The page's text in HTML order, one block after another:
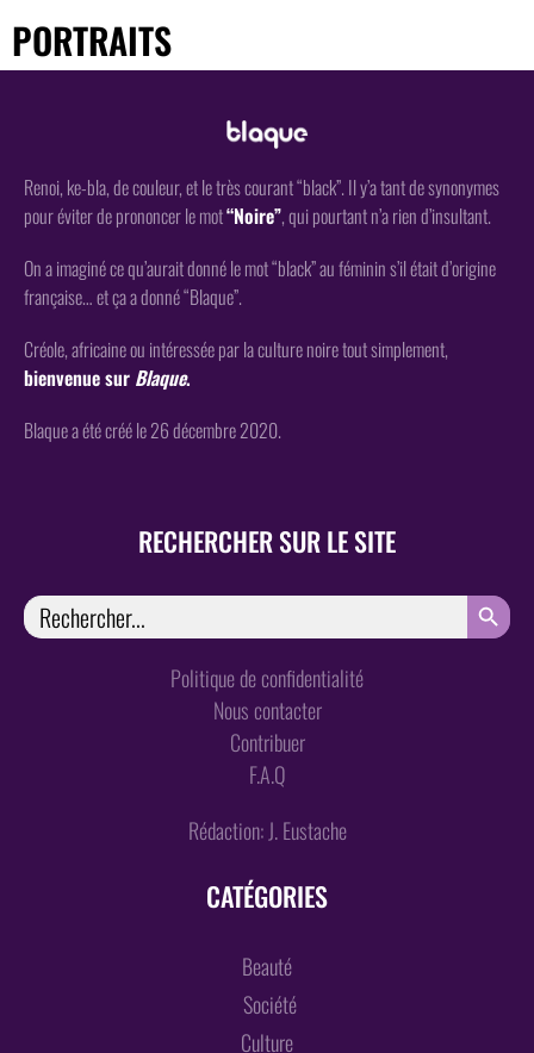
PORTRAITS
Renoi, ke-bla, de couleur, et le très courant “black”. Il y’a tant de synonymes
pour éviter de prononcer le mot“Noire”, qui pourtant n’a rien d’insultant.
On a imaginé ce qu’aurait donné le mot “black” au féminin s’il était d’origine
française… et ça a donné “Blaque”.
Créole, africaine ou intéressée par la culture noire tout simplement,
bienvenue sur Blaque.
Blaque a été créé le 26 décembre 2020.
RECHERCHER SUR LE SITE
Search
for:
SEARCH
Politique de confidentialité
Nous contacter
Contribuer
F.A.Q
Rédaction: J. Eustache
CATÉGORIES
Beauté
Société
Culture